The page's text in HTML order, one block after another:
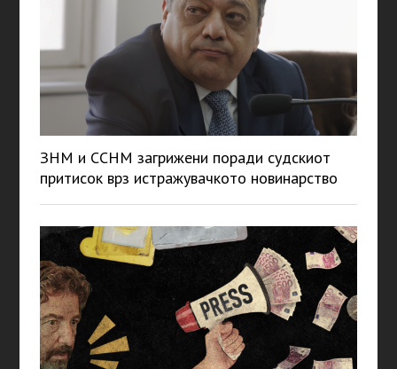
ЗНМ и ССНМ загрижени поради судскиот
притисок врз истражувачкото новинарство